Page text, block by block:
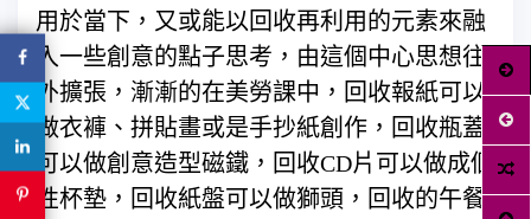
用於當下，又或能以回收再利用的元素來融
入一些創意的點子思考，由這個中心思想往
外擴張，漸漸的在美勞課中，回收報紙可以
做衣褲、拼貼畫或是手抄紙創作，回收瓶蓋
可以做創意造型磁鐵，回收CD片可以做成個
性杯墊，回收紙盤可以做獅頭，回收的午餐